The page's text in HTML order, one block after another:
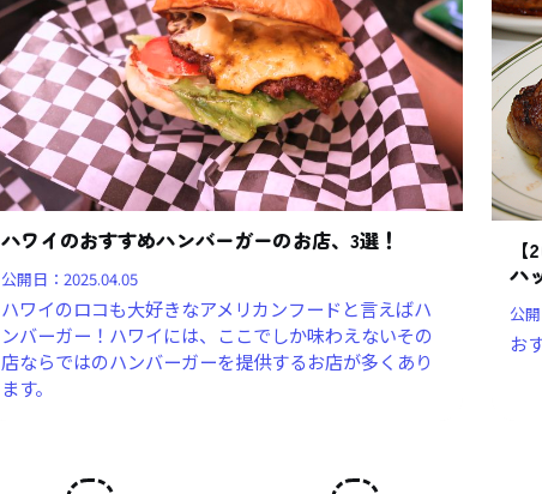
ハワイのおすすめハンバーガーのお店、3選！
公開日：2025.04.05
ハワイのロコも大好きなアメリカンフードと言えばハ
ンバーガー！ハワイには、ここでしか味わえないその
店ならではのハンバーガーを提供するお店が多くあり
ます。
ハ
公
お